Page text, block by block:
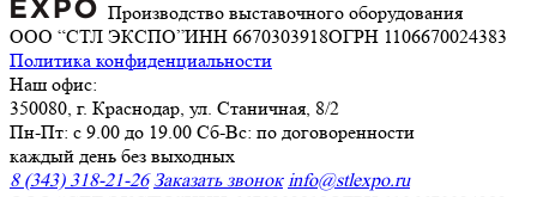
Производство выставочного оборудования
ООО “СТЛ ЭКСПО”ИНН 6670303918ОГРН 1106670024383
Политика конфиденциальности
Наш офис:
350080, г. Краснодар, ул. Станичная, 8/2
Пн-Пт: с 9.00 до 19.00 Сб-Вс: по договоренности
каждый день без выходных
8 (343) 318-21-26 Заказать звонок info@stlexpo.ru